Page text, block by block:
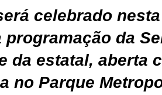
celebrado
programação da
da estatal, aberta
no Parque